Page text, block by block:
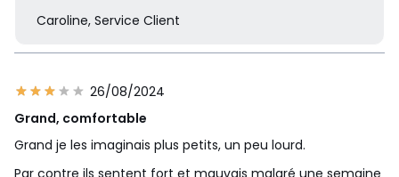
Caroline, Service Client
26/08/2024
Grand, comfortable
Grand je les imaginais plus petits, un peu lourd.
Par contre ils sentent fort et mauvais malgré une semaine